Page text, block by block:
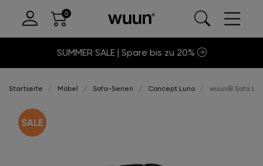
SUMMER SALE | Spare bis zu 20%
Startseite Möbel Sofa-Serien Concept Luno wuun® Sofa